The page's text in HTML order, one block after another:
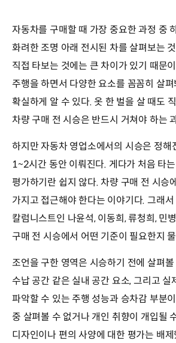
자동차를 구매할 때 가장 중요한 과정 중
화려한 조명 아래 전시된 차를 살펴보는
직접 타보는 것에는 큰 차이가 있기 때문
주행을 하면서 다양한 요소를 꼼꼼히 살
확실하게 알 수 있다. 옷 한 벌을 살 때도
차량 구매 전 시승은 반드시 거쳐야 하는
하지만 자동차 영업소에서의 시승은 정해
1~2시간 동안 이뤄진다. 게다가 처음 타
평가하기란 쉽지 않다. 차량 구매 전 시승
가지고 접근해야 한다는 이야기다. 그래
칼럼니스트인 나윤석, 이동희, 류청희, 민
구매 전 시승에서 어떤 기준이 필요한지
조언을 구한 영역은 시승하기 전에 살펴
수납 공간 같은 실내 공간 요소, 그리고 실
파악할 수 있는 주행 성능과 승차감 부분
중 살펴볼 수 없거나 개인 취향이 개입될
디자인이나 편의 사양에 대한 평가는 배